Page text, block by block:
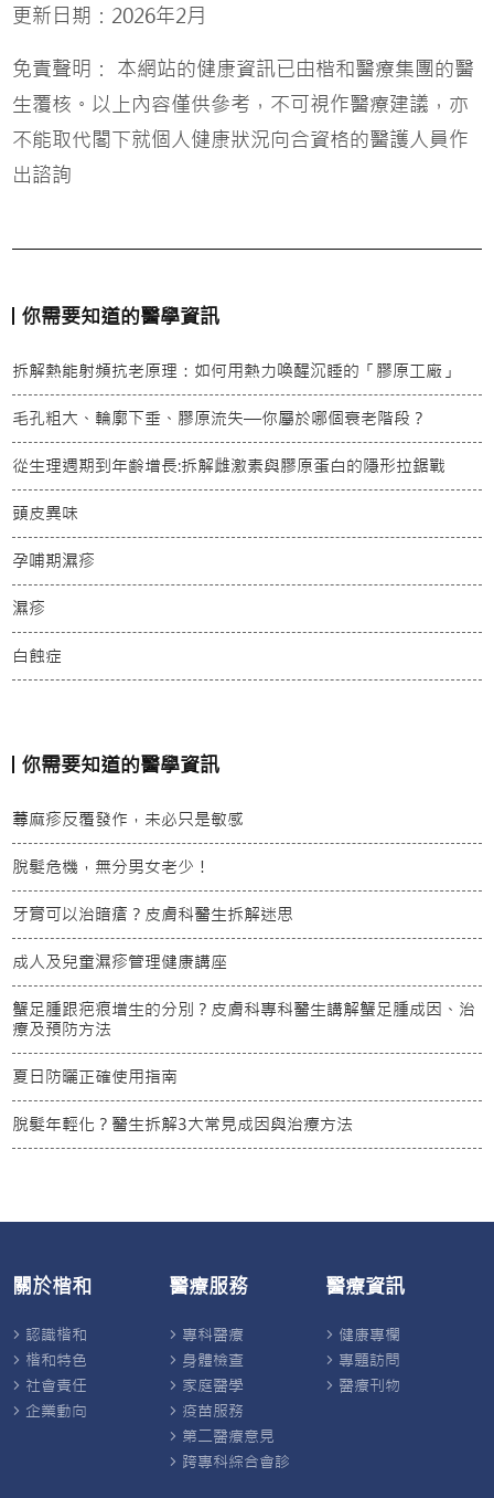
更新日期：2026年2月
免責聲明： 本網站的健康資訊已由楷和醫療集團的醫
生覆核。以上內容僅供參考，不可視作醫療建議，亦
不能取代閣下就個人健康狀況向合資格的醫護人員作
出諮詢
你需要知道的醫學資訊
拆解熱能射頻抗老原理：如何用熱力喚醒沉睡的「膠原工廠」
毛孔粗大、輪廓下垂、膠原流失—你屬於哪個衰老階段？
從生理週期到年齡增長:拆解雌激素與膠原蛋白的隱形拉鋸戰
頭皮異味
孕哺期濕疹
濕疹
白蝕症
你需要知道的醫學資訊
蕁麻疹反覆發作，未必只是敏感
脫髮危機，無分男女老少！
牙膏可以治暗瘡？皮膚科醫生拆解迷思
成人及兒童濕疹管理健康講座
蟹足腫跟疤痕增生的分別？皮膚科專科醫生講解蟹足腫成因、治
療及預防方法
夏日防曬正確使用指南
脫髮年輕化？醫生拆解3大常見成因與治療方法
關於楷和
認識楷和
楷和特色
社會責任
企業動向
醫療服務
專科醫療
身體檢查
家庭醫學
疫苗服務
第二醫療意見
跨專科綜合會診
醫療資訊
健康專欄
專題訪問
醫療刊物